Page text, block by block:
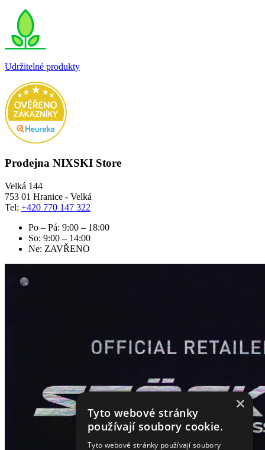
Udržitelné produkty
Prodejna NIXSKI Store
Velká 144
753 01 Hranice - Velká
Tel: +420 770 147 322
Po – Pá: 9:00 – 18:00
So: 9:00 – 14:00
Ne: ZAVŘENO
×
Tyto webové stránky
používají soubory cookie.
Tyto webové stránky používají soubory